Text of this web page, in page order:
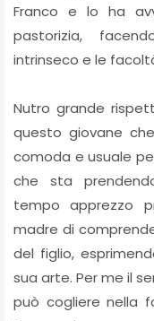
Franco e lo ha
pastorizia,
intrinseco e le
Nutro grande
questo giovane
comoda e usuale
che sta
tempo apprezzo
madre di
del figlio,
sua arte. Per me il
può cogliere nella